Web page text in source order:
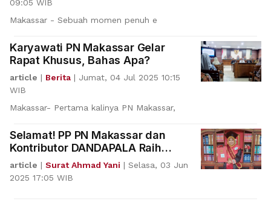
09:05 WIB
Makassar - Sebuah momen penuh e
Karyawati PN Makassar Gelar
Rapat Khusus, Bahas Apa?
article | Berita | Jumat, 04 Jul 2025 10:15
WIB
Makassar- Pertama kalinya PN Makassar,
Selamat! PP PN Makassar dan
Kontributor DANDAPALA Raih
Gelar Doktor Unhas
article | Surat Ahmad Yani | Selasa, 03 Jun
2025 17:05 WIB